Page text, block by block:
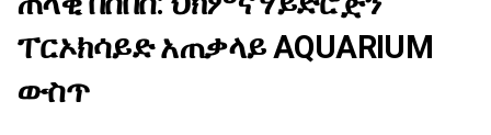
ፐርኦክሳይድ አጠቃላይ AQUARIUM
ውስጥ